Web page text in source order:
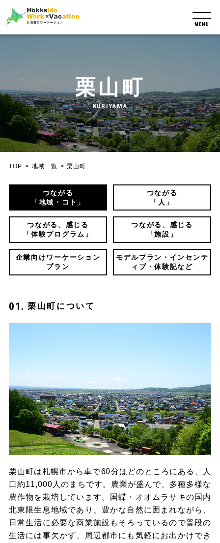
MENU
栗山町
KURIYAMA
TOP 地域一覧 栗山町
つながる
「地域・コト」
つながる
「人」
つながる、感じる
「体験プログラム」
つながる、感じる
「施設」
企業向けワーケーション
プラン
モデルプラン・インセンテ
ィブ・体験記など
栗山町について
栗山町は札幌市から車で60分ほどのところにある、人
口約11,000人のまちです。農業が盛んで、多種多様な
農作物を栽培しています。国蝶・オオムラサキの国内
北東限生息地域であり、豊かな自然に囲まれながら、
日常生活に必要な商業施設もそろっているので普段の
生活には事欠かず、周辺都市にも気軽にお出かけでき